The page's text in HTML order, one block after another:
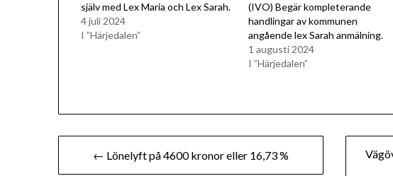
själv med Lex Maria och Lex Sarah.
4 juli 2024
I ”Härjedalen”
(IVO) Begär kompleterande
handlingar av kommunen
angående lex Sarah anmälning.
1 augusti 2024
I ”Härjedalen”
Inläggsnavigering
← Lönelyft på 4600 kronor eller 16,73 %